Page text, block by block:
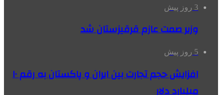
3 روز پیش
وزیر صمت عازم قرقیزستان شد
5 روز پیش
افزایش حجم تجارت بین ایران و پاکستان به رقم ۱۰
میلیارد دلار